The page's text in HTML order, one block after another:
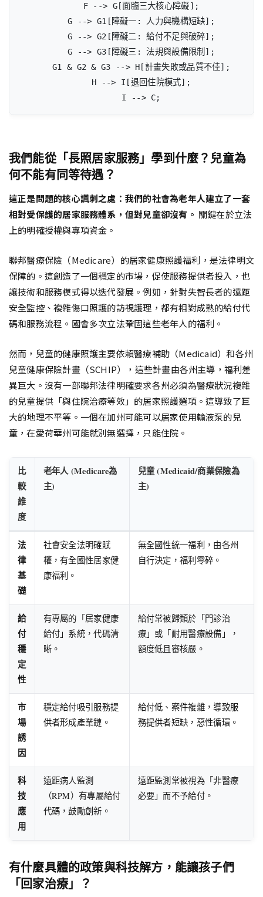
    F --> G[面臨三大核心障礙];
    G --> G1[障礙一: 人力與機構短缺];
    G --> G2[障礙二: 給付不足與破碎];
    G --> G3[障礙三: 法規與設備限制];
    G1 & G2 & G3 --> H[計畫失敗或品質不佳];
    H --> I[退回住院模式];
    I --> C;
我們能從「長照居家服務」學到什麼？兒童為
何不能有同等待遇？
這正是問題的核心諷刺之處：我們的社會為老年人建立了一套
相對受保護的居家服務體系，但對兒童卻沒有。 關鍵在於立法
上的明確授權與專項資金。
聯邦醫療保險（Medicare）的居家健康照護福利，是法律明文
保障的。這創造了一個穩定的市場，促使服務提供者投入，也
讓技術和服務模式得以迭代發展。例如，針對失智長者的遠距
安全監控、複雜傷口照護的訪視護理，都有相對成熟的給付代
碼和服務流程。國會多次立法鞏固這些老年人的福利。
然而，兒童的健康照護主要依賴醫療補助（Medicaid）和各州
兒童健康保險計畫（SCHIP），這些計畫由各州主導，福利差
異巨大。沒有一部聯邦法律明確要求各州必須為醫療狀況複雜
的兒童提供「與住院治療等效」的居家照護選項。這導致了巨
大的地理不平等。一個在加州可能可以居家使用輸液泵的兒
童，在愛荷華州可能就別無選擇，只能住院。
比
較
維
度
老年人 (Medicare為
主)
兒童 (Medicaid/商業保險為
主)
法
律
基
礎
社會安全法明確賦
權，有全國性居家健
康福利。
無全國性統一福利，由各州
自行決定，福利零碎。
給
付
穩
定
性
有專屬的「居家健康
給付」系統，代碼清
晰。
給付常被歸類於「門診治
療」或「耐用醫療設備」，
額度低且審核嚴。
市
場
誘
因
穩定給付吸引服務提
供者形成產業鏈。
給付低、案件複雜，導致服
務提供者短缺，惡性循環。
科
技
應
用
遠距病人監測
（RPM）有專屬給付
代碼，鼓勵創新。
遠距監測常被視為「非醫療
必要」而不予給付。
有什麼具體的政策與科技解方，能讓孩子們
「回家治療」？